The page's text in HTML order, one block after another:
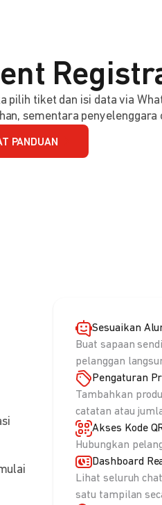
pilih tiket dan isi data via
sementara
PANDUAN
Sesuaikan
Buat sapaan
pelanggan
Pengaturan
Tambahkan
catatan atau
Akses Kode
Hubungkan
Dashboard
Lihat seluruh
satu tampilan